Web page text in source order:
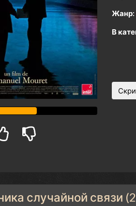
Жанр:
В
случайной связи